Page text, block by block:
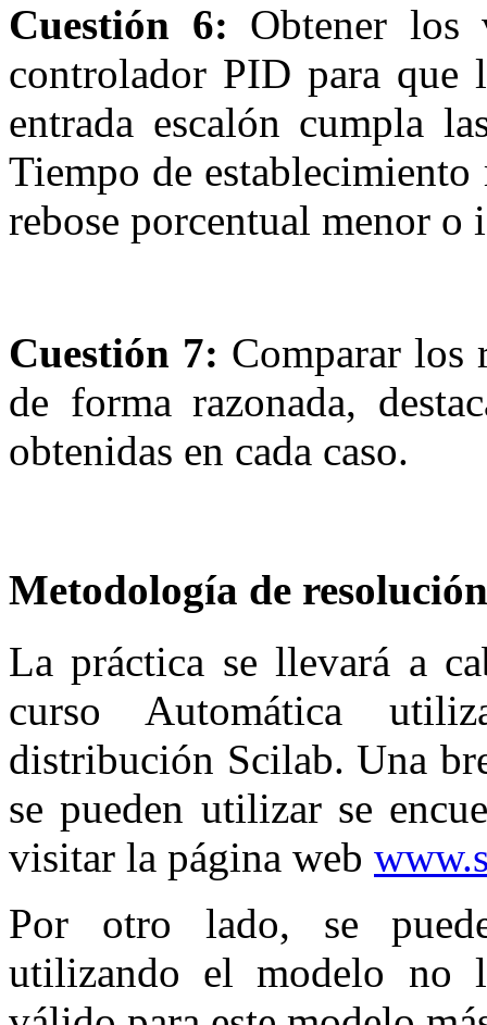
Cuestión 6: Obtener los
controlador PID para que
entrada escalón cumpla
Tiempo de
rebose porcentual menor o
Cuestión 7: Comparar los
de forma razonada,
obtenidas en cada caso.
Metodología de resolución
La práctica se llevará a
curso Automática
distribución Scilab. Una
se pueden utilizar se
visitar la página web
Por otro lado, se
utilizando el modelo no